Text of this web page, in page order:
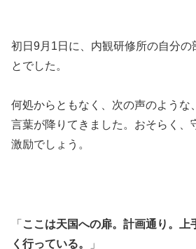
初日9月1日に、内観研修所の自分の
とでした。
何処からともなく、次の声のような
言葉が降りてきました。おそらく、
激励でしょう。
「 ここは天国への扉。計画通り。上
く行っている。
」